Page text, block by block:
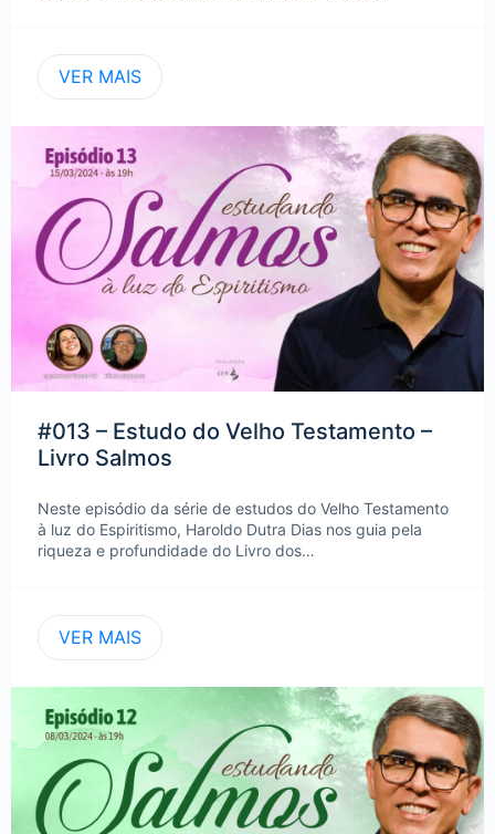
VER MAIS
#013 – Estudo do Velho Testamento –
Livro Salmos
Neste episódio da série de estudos do Velho Testamento
à luz do Espiritismo, Haroldo Dutra Dias nos guia pela
riqueza e profundidade do Livro dos…
VER MAIS